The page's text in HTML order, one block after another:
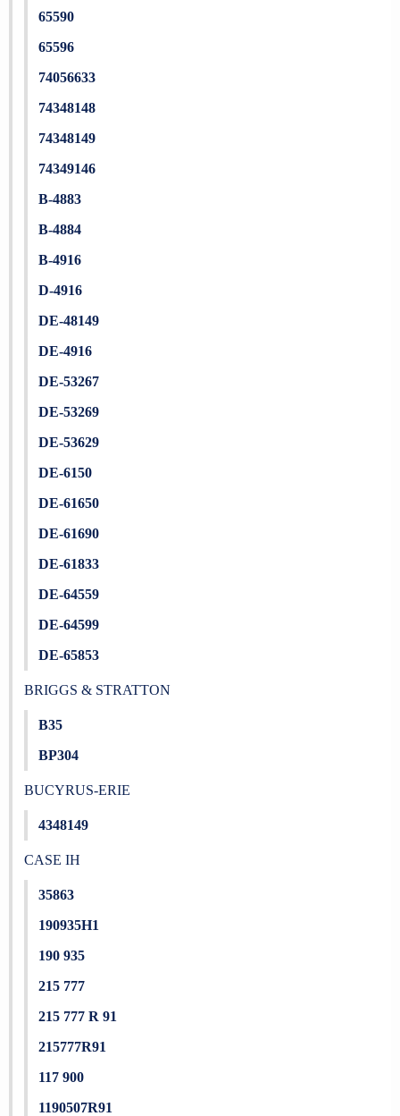
65590
65596
74056633
74348148
74348149
74349146
B-4883
B-4884
B-4916
D-4916
DE-48149
DE-4916
DE-53267
DE-53269
DE-53629
DE-6150
DE-61650
DE-61690
DE-61833
DE-64559
DE-64599
DE-65853
BRIGGS & STRATTON
B35
BP304
BUCYRUS-ERIE
4348149
CASE IH
35863
190935H1
190 935
215 777
215 777 R 91
215777R91
117 900
1190507R91